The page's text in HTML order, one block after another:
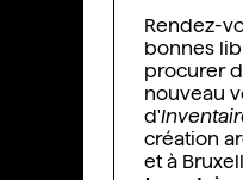
Rendez-
bonnes
procurer
nouveau
d'
création
et à